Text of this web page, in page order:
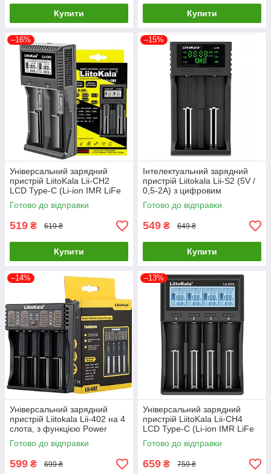
Купити Купити
–16%
Універсальний зарядний
пристрій LiitoKala Lii-CH2
LCD Type-C (Li-ion IMR LiFe
NiMH) на 2 акумулятори
Готово до відправки
519 ₴ 619 ₴
Купити
–15%
Інтелектуальний зарядний
пристрій Liitokala Lii-S2 (5V /
0,5-2А) з цифровим
дисплеєм
Готово до відправки
549 ₴ 649 ₴
Купити
–14%
Універсальний зарядний
пристрій Liitokala Lii-402 на 4
слота, з функцією Power
Bank
Готово до відправки
599 ₴ 699 ₴
–13%
Універсальний зарядний
пристрій LiitoKala Lii-CH4
LCD Type-C (Li-ion IMR LiFe
NiMH) на 4 акумулятори
Готово до відправки
659 ₴ 759 ₴